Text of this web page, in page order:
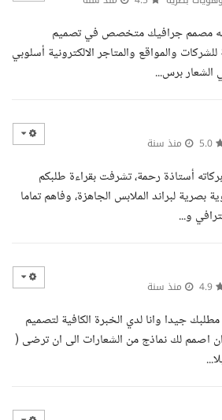
مصمم جرافيك متخصص في تصميم
والمواقع والمتاجر الالكترونية أسلوبي
الشعار برس...
منذ سنة
أستاذة رحمة، تشرفت بقراءة طلبكم
لبراند الملابس الجاهزة، وفاهم تماما
و...
منذ سنة
جيدا وانا لدي الخبرة الكافية لتصميم
ان اصمم لك نماذج من الشعارات الى ان ترضى (